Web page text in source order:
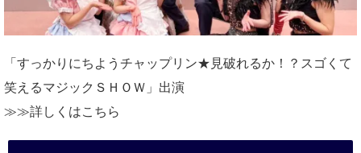
「すっかりにちようチャップリン★見破れるか！？スゴくて
笑えるマジックＳＨＯＷ」出演
≫≫詳しくはこちら